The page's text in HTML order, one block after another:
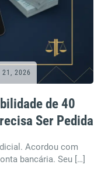
21, 2026
de 40
Ser Pedida
Acordou com
bancária. Seu […]